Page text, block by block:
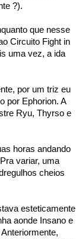
?).
que nesse
Circuito Fight in
uma vez, a ida
por um triz eu
por Ephorion. A
Ryu, Thyrso e
horas andando
variar, uma
cheios
esteticamente
aonde Insano e